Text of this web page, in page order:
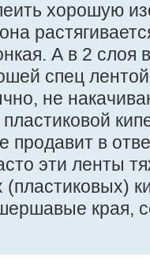
хорошую
А в 2 слоя
спец
не
продавит в
эти ленты
края,